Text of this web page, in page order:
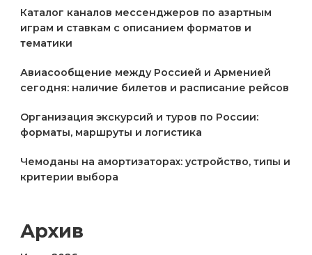
Каталог каналов мессенджеров по азартным
играм и ставкам с описанием форматов и
тематики
Авиасообщение между Россией и Арменией
сегодня: наличие билетов и расписание рейсов
Организация экскурсий и туров по России:
форматы, маршруты и логистика
Чемоданы на амортизаторах: устройство, типы и
критерии выбора
Архив